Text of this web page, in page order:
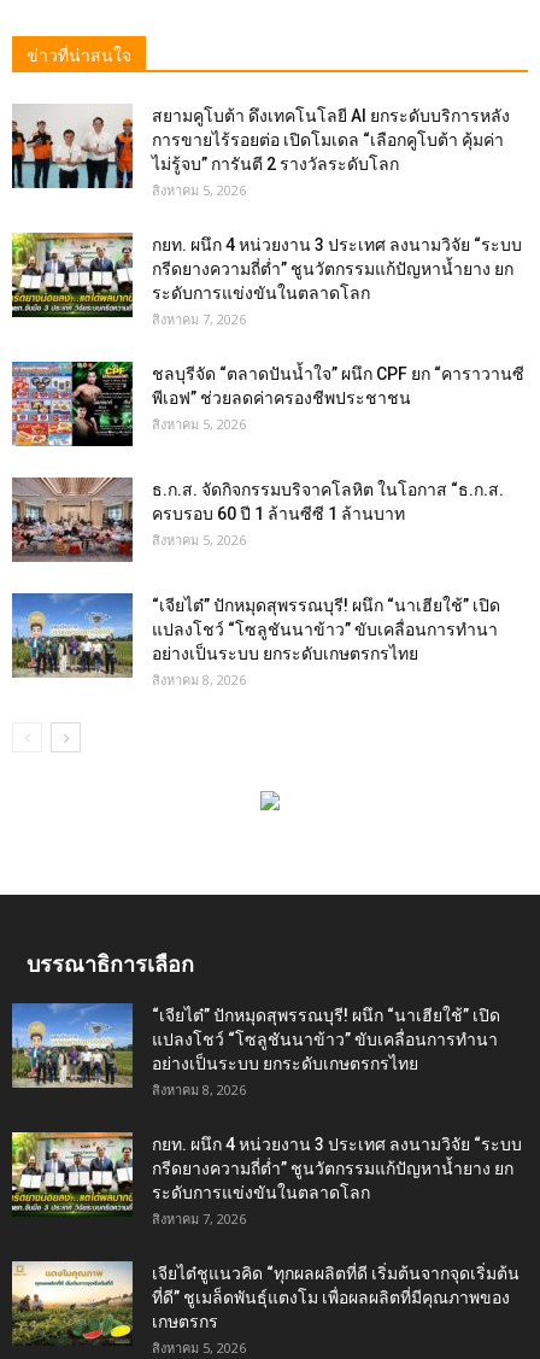
ข่าวที่น่าสนใจ
สยามคูโบต้า ดึงเทคโนโลยี AI ยกระดับบริการหลัง
การขายไร้รอยต่อ เปิดโมเดล “เลือกคูโบต้า คุ้มค่า
ไม่รู้จบ” การันตี 2 รางวัลระดับโลก
สิงหาคม 5, 2026
กยท. ผนึก 4 หน่วยงาน 3 ประเทศ ลงนามวิจัย “ระบบ
กรีดยางความถี่ต่ำ” ชูนวัตกรรมแก้ปัญหาน้ำยาง ยก
ระดับการแข่งขันในตลาดโลก
สิงหาคม 7, 2026
ชลบุรีจัด “ตลาดปันน้ำใจ” ผนึก CPF ยก “คาราวานซี
พีเอฟ” ช่วยลดค่าครองชีพประชาชน
สิงหาคม 5, 2026
ธ.ก.ส. จัดกิจกรรมบริจาคโลหิต ในโอกาส “ธ.ก.ส.
ครบรอบ 60 ปี 1 ล้านซีซี 1 ล้านบาท
สิงหาคม 5, 2026
“เจียไต๋” ปักหมุดสุพรรณบุรี! ผนึก “นาเฮียใช้” เปิด
แปลงโชว์ “โซลูชันนาข้าว” ขับเคลื่อนการทำนา
อย่างเป็นระบบ ยกระดับเกษตรกรไทย
สิงหาคม 8, 2026
บรรณาธิการเลือก
“เจียไต๋” ปักหมุดสุพรรณบุรี! ผนึก “นาเฮียใช้” เปิด
แปลงโชว์ “โซลูชันนาข้าว” ขับเคลื่อนการทำนา
อย่างเป็นระบบ ยกระดับเกษตรกรไทย
สิงหาคม 8, 2026
กยท. ผนึก 4 หน่วยงาน 3 ประเทศ ลงนามวิจัย “ระบบ
กรีดยางความถี่ต่ำ” ชูนวัตกรรมแก้ปัญหาน้ำยาง ยก
ระดับการแข่งขันในตลาดโลก
สิงหาคม 7, 2026
เจียไต๋ชูแนวคิด “ทุกผลผลิตที่ดี เริ่มต้นจากจุดเริ่มต้น
ที่ดี” ชูเมล็ดพันธุ์แตงโม เพื่อผลผลิตที่มีคุณภาพของ
เกษตรกร
สิงหาคม 5, 2026